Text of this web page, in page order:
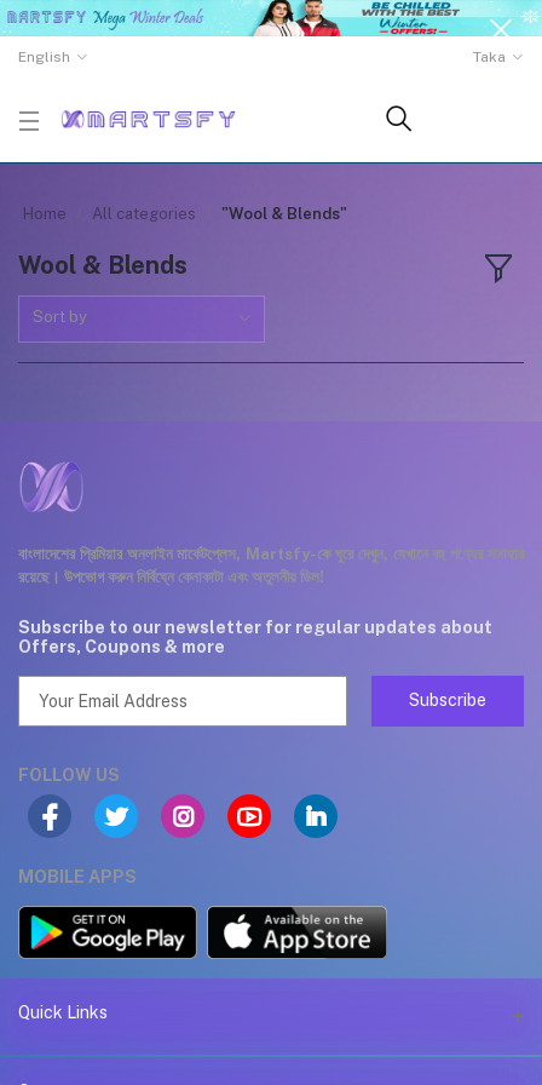
English Taka
Home All categories "Wool & Blends"
Wool & Blends
Sort by
বাংলাদেশের প্রিমিয়ার অনলাইন মার্কেটপ্লেস, Martsfy-কে ঘুরে দেখুন, যেখানে বহু পণ্যের সমাহার
রয়েছে। উপভোগ করুন নির্বিঘ্নে কেনাকাটা এবং অতুলনীয় ডিল!
Subscribe to our newsletter for regular updates about
Offers, Coupons & more
Subscribe
FOLLOW US
MOBILE APPS
Quick Links